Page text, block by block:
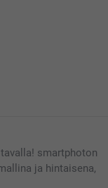
smartphoton
ja hintaisena,